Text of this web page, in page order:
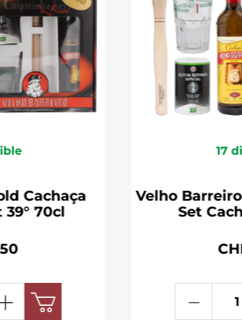
Cachaça
70cl
17
Velho
Set